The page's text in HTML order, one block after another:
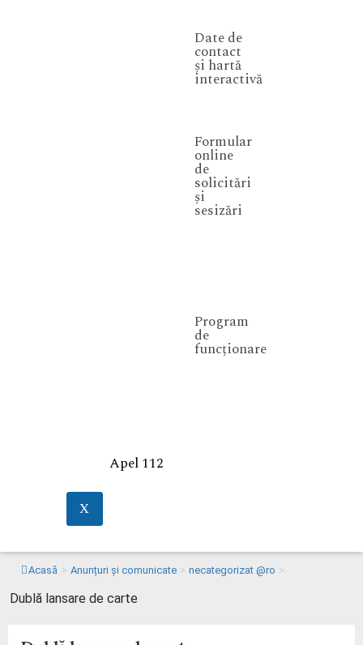
Date de
contact
și hartă
interactivă
Formular
online
de
solicitări
și
sesizări
Program
de
funcționare
Apel 112
X
Acasă > Anunțuri și comunicate > necategorizat @ro >
Dublă lansare de carte